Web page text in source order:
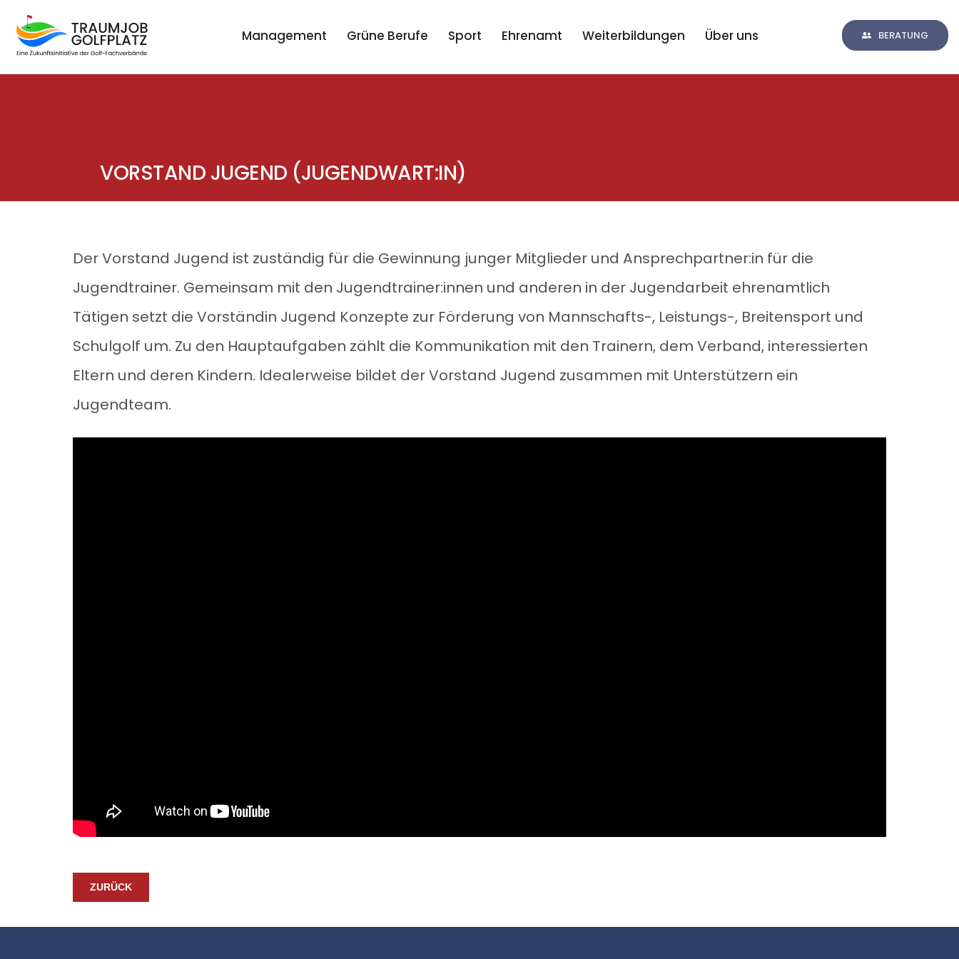
Management Grüne Berufe Sport Ehrenamt Weiterbildungen Über uns BERATUNG
VORSTAND JUGEND (JUGENDWART:IN)
Der Vorstand Jugend ist zuständig für die Gewinnung junger Mitglieder und Ansprechpartner:in für die
Jugendtrainer. Gemeinsam mit den Jugendtrainer:innen und anderen in der Jugendarbeit ehrenamtlich
Tätigen setzt die Vorständin Jugend Konzepte zur Förderung von Mannschafts-, Leistungs-, Breitensport und
Schulgolf um. Zu den Hauptaufgaben zählt die Kommunikation mit den Trainern, dem Verband, interessierten
Eltern und deren Kindern. Idealerweise bildet der Vorstand Jugend zusammen mit Unterstützern ein
Jugendteam.
ZURÜCK